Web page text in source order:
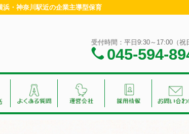
・神奈川駅近の企業主導型保育
受付時間：平日9:30～17:00（祝
045-594-